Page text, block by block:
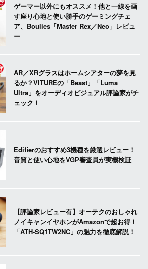
ゲーマー以外にもオススメ！他と一線を画
す座り心地と使い勝手のゲーミングチェ
ア、Boulies「Master Rex／Neo」レビュ
ー
AR／XRグラスはホームシアターの夢を見
るか？VITUREの「Beast」「Luma
Ultra」をオーディオビジュアル評論家がチ
ェック！
Edifierのおすすめ3機種を厳選レビュー！
音質と使い心地をVGP審査員が実機検証
【評論家レビュー有】オーテクのおしゃれ
ノイキャンイヤホンがAmazonで超お得！
「ATH-SQ1TW2NC」の魅力を徹底解説！